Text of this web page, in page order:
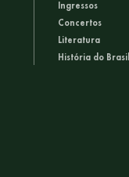
Ingressos
Concertos
Literatura
História do Brasil